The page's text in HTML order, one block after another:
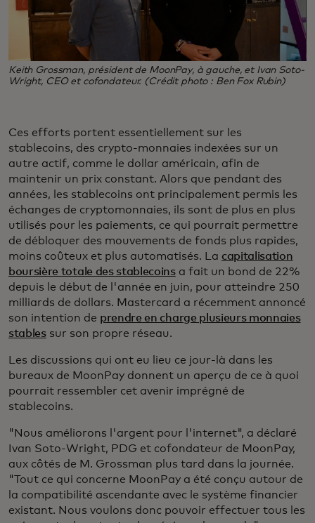
Keith Grossman, président de MoonPay, à gauche, et Ivan Soto-
Wright, CEO et cofondateur. (Crédit photo : Ben Fox Rubin)
Ces efforts portent essentiellement sur les
stablecoins, des crypto-monnaies indexées sur un
autre actif, comme le dollar américain, afin de
maintenir un prix constant. Alors que pendant des
années, les stablecoins ont principalement permis les
échanges de cryptomonnaies, ils sont de plus en plus
utilisés pour les paiements, ce qui pourrait permettre
de débloquer des mouvements de fonds plus rapides,
moins coûteux et plus automatisés. La capitalisation
boursière totale des stablecoinsa fait un bond de 22%
depuis le début de l'année en juin, pour atteindre 250
milliards de dollars. Mastercard a récemment annoncé
son intention de prendre en charge plusieurs monnaies
stablessur son propre réseau.
Les discussions qui ont eu lieu ce jour-là dans les
bureaux de MoonPay donnent un aperçu de ce à quoi
pourrait ressembler cet avenir imprégné de
stablecoins.
"Nous améliorons l'argent pour l'internet", a déclaré
Ivan Soto-Wright, PDG et cofondateur de MoonPay,
aux côtés de M. Grossman plus tard dans la journée.
"Tout ce qui concerne MoonPay a été conçu autour de
la compatibilité ascendante avec le système financier
existant. Nous voulons donc pouvoir effectuer tous les